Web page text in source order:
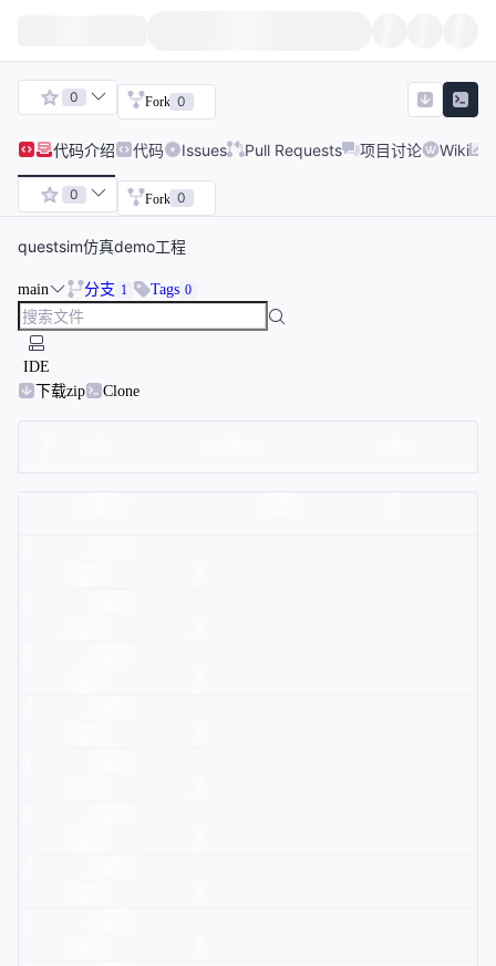
0 Fork 0
代码介绍 代码 Issues Pull Requests 项目讨论 Wiki
0 Fork 0
questsim仿真demo工程
main 分支 1 Tags 0
IDE
下载zip
Clone